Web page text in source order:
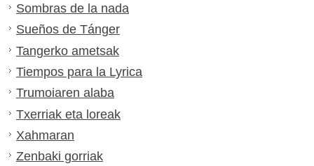
Sombras de la nada
Sueños de Tánger
Tangerko ametsak
Tiempos para la Lyrica
Trumoiaren alaba
Txerriak eta loreak
Xahmaran
Zenbaki gorriak